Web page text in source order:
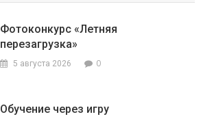
Фотоконкурс «Летняя
перезагрузка»
5 августа 2026 0
Обучение через игру